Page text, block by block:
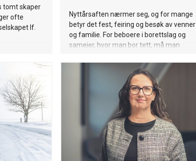
tomt skaper
ofte
If.
Nyttårsaften nærmer seg, og for mange
betyr det fest, feiring og besøk av venner
og familie. For beboere i borettslag og
sameier, hvor man bor tett, må man
naboene. Hvis ikke, kan feiringen fort bli
en kilde til irritasjon og konflikt. NBBL
oppfordrer til å utvise raushet både på
festen og som nabo til festen.